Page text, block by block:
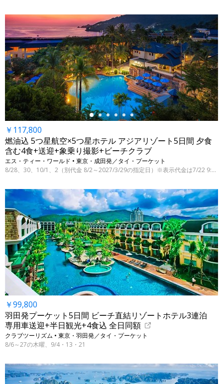
←
￥117,800
燃油込 5つ星航空×5つ星ホテル アジアリゾート5日間 夕食
含む4食+送迎+象乗り撮影+ビーチクラブ
エス・ティー・ワールド • 東京・成田発／タイ・プーケット
8/28、30、10/1、2（別代金 8/2～2027/3/29の指定日）※表示代金は7/22 9:00時点
￥99,800
羽田発プーケット5日間 ビーチ直結リゾートホテル3連泊
専用車送迎+半日観光+4食込 全日同額
クラブツーリズム • 東京・羽田発／タイ・プーケット
8/6～27の木曜、9/4・13・21